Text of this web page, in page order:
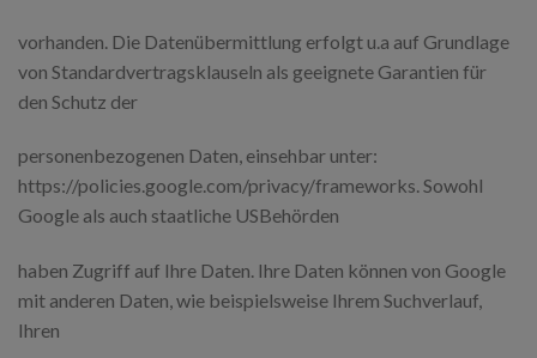
vorhanden. Die Datenübermittlung erfolgt u.a auf Grundlage
von Standardvertragsklauseln als geeignete Garantien für
den Schutz der
personenbezogenen Daten, einsehbar unter:
https://policies.google.com/privacy/frameworks. Sowohl
Google als auch staatliche USBehörden
haben Zugriff auf Ihre Daten. Ihre Daten können von Google
mit anderen Daten, wie beispielsweise Ihrem Suchverlauf,
Ihren